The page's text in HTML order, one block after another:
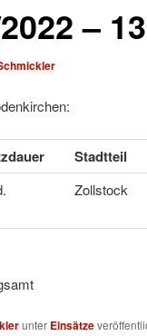
–
Stadtteil
Zollstock
unter Einsätze